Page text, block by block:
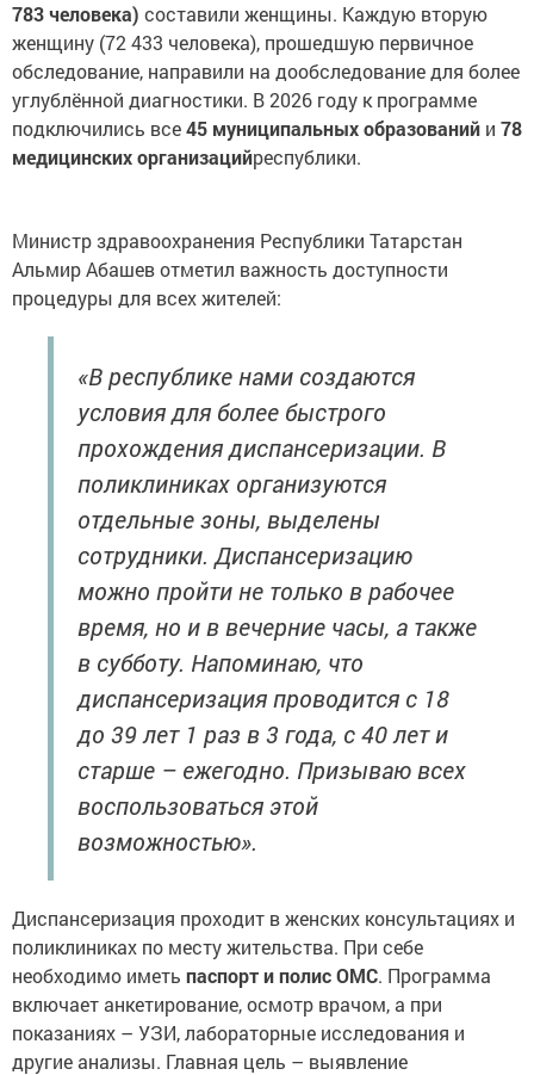
783 человека) составили женщины. Каждую вторую
женщину (72 433 человека), прошедшую первичное
обследование, направили на дообследование для более
углублённой диагностики. В 2026 году к программе
подключились все45 муниципальных образований и 78
медицинских организацийреспублики.
Министр здравоохранения Республики Татарстан
Альмир Абашев отметил важность доступности
процедуры для всех жителей:
«В республике нами создаются
условия для более быстрого
прохождения диспансеризации. В
поликлиниках организуются
отдельные зоны, выделены
сотрудники. Диспансеризацию
можно пройти не только в рабочее
время, но и в вечерние часы, а также
в субботу. Напоминаю, что
диспансеризация проводится с 18
до 39 лет 1 раз в 3 года, с 40 лет и
старше – ежегодно. Призываю всех
воспользоваться этой
возможностью».
Диспансеризация проходит в женских консультациях и
поликлиниках по месту жительства. При себе
необходимо иметь паспорт и полис ОМС. Программа
включает анкетирование, осмотр врачом, а при
показаниях – УЗИ, лабораторные исследования и
другие анализы. Главная цель – выявление